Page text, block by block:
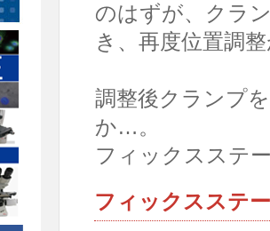
のはずが、クラ
き、再度位置調
調整後クランプ
か…。
フィックスステ
フィックスステ